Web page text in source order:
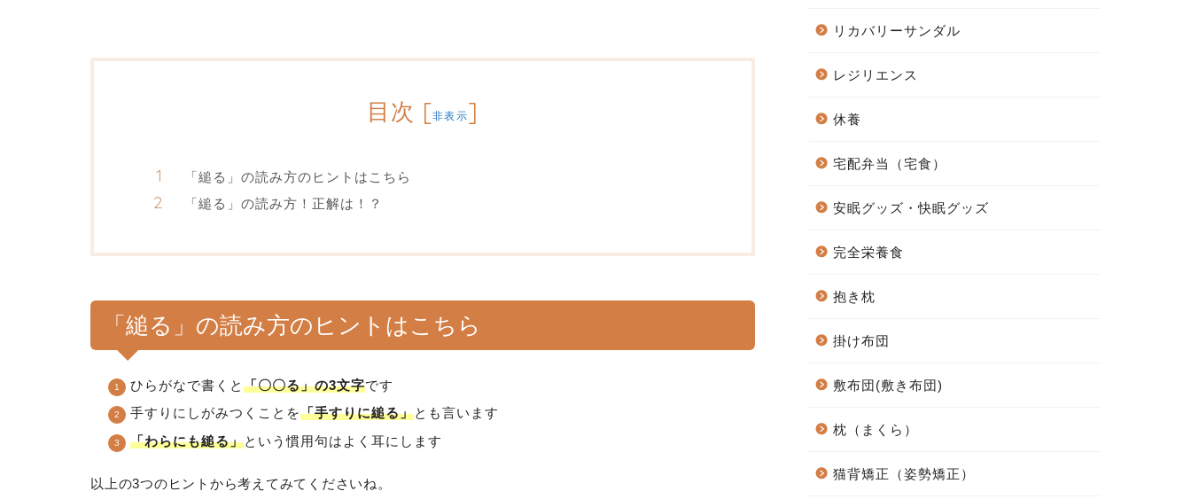
目次 [非表示]
「縋る」の読み方のヒントはこちら
「縋る」の読み方！正解は！？
「縋る」の読み方のヒントはこちら
ひらがなで書くと 「〇〇る」の3文字です
手すりにしがみつくことを「手すりに縋る」とも言います
「わらにも縋る」という慣用句はよく耳にします
以上の3つのヒントから考えてみてくださいね。
リカバリーサンダル
レジリエンス
休養
宅配弁当（宅食）
安眠グッズ・快眠グッズ
完全栄養食
抱き枕
掛け布団
敷布団(敷き布団)
枕（まくら）
猫背矯正（姿勢矯正）